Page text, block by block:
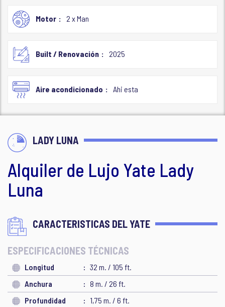
Motor 2 x Man
Built / Renovación 2025
Aire acondicionado Ahi esta
LADY LUNA
Alquiler de Lujo Yate Lady
Luna
CARACTERISTICAS DEL YATE
ESPECIFICACIONES TÉCNICAS
Longitud
32 m. / 105 ft.
Anchura
8 m. / 26 ft.
Profundidad
1,75 m. / 6 ft.